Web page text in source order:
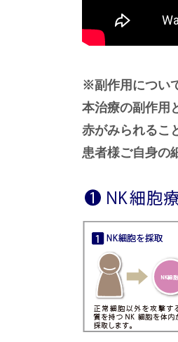
※副作用につい
本治療の副作用
赤がみられるこ
患者様ご自身の